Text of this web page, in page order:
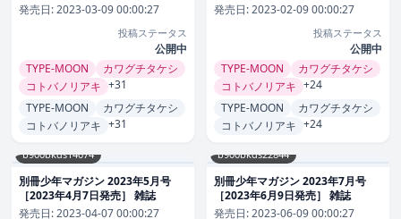
発売日:2023-03-09 00:00:27
投稿ステータス
公開中
TYPE-MOON
カワグチタケシ
コトバノリアキ +31
TYPE-MOON
カワグチタケシ
コトバノリアキ +31
発売日:2023-02-09 00:00:27
投稿ステータス
公開中
TYPE-MOON
カワグチタケシ
コトバノリアキ +24
TYPE-MOON
カワグチタケシ
コトバノリアキ +24
b900bkds14074
別冊少年マガジン 2023年5月号
［2023年4月7日発売］ 雑誌
発売日:2023-04-07 00:00:27
b900bkds22844
別冊少年マガジン 2023年7月号
［2023年6月9日発売］ 雑誌
発売日:2023-06-09 00:00:27